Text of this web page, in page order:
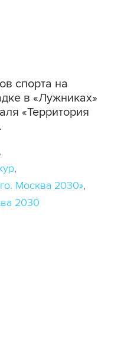
спорта на
в «Лужниках»
«Территория
Москва 2030»
2030